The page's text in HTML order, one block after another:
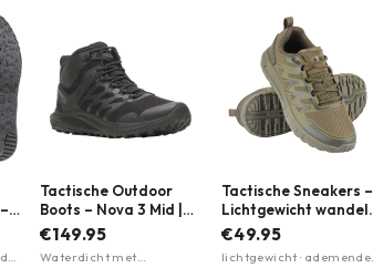
·
Tactische Outdoor
Boots – Nova 3 Mid |
Merrell | Meerdere
€149.95
Waterdicht met
Tactische Sneakers –
Lichtgewicht wandel
schoenen | EVA-zool |
€49.95
lichtgewicht · ademende